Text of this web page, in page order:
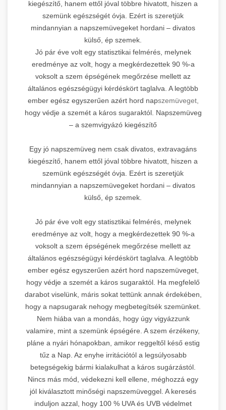
kiegészítő, hanem ettől jóval többre hivatott, hiszen a
szemünk egészségét óvja. Ezért is szeretjük
mindannyian a napszemüvegeket hordani – divatos
külső, ép szemek.
Jó pár éve volt egy statisztikai felmérés, melynek
eredménye az volt, hogy a megkérdezettek 90 %-a
voksolt a szem épségének megőrzése mellett az
általános egészségügyi kérdéskört taglalva. A legtöbb
ember egész egyszerűen azért hord napszemüveget,
hogy védje a szemét a káros sugaraktól. Napszemüveg
– a szemvigyázó kiegészítő
Egy jó napszemüveg nem csak divatos, extravagáns
kiegészítő, hanem ettől jóval többre hivatott, hiszen a
szemünk egészségét óvja. Ezért is szeretjük
mindannyian a napszemüvegeket hordani – divatos
külső, ép szemek.
Jó pár éve volt egy statisztikai felmérés, melynek
eredménye az volt, hogy a megkérdezettek 90 %-a
voksolt a szem épségének megőrzése mellett az
általános egészségügyi kérdéskört taglalva. A legtöbb
ember egész egyszerűen azért hord napszemüveget,
hogy védje a szemét a káros sugaraktól. Ha megfelelő
darabot viselünk, máris sokat tettünk annak érdekében,
hogy a napsugarak nehogy megbetegítsék szemünket.
Nem hiába van a mondás, hogy úgy vigyázzunk
valamire, mint a szemünk épségére. A szem érzékeny,
pláne a nyári hónapokban, amikor reggeltől késő estig
tűz a Nap. Az enyhe irritációtól a legsúlyosabb
betegségekig bármi kialakulhat a káros sugárzástól.
Nincs más mód, védekezni kell ellene, méghozzá egy
jól kiválasztott minőségi napszemüveggel. A keresés
induljon azzal, hogy 100 % UVA és UVB védelmet